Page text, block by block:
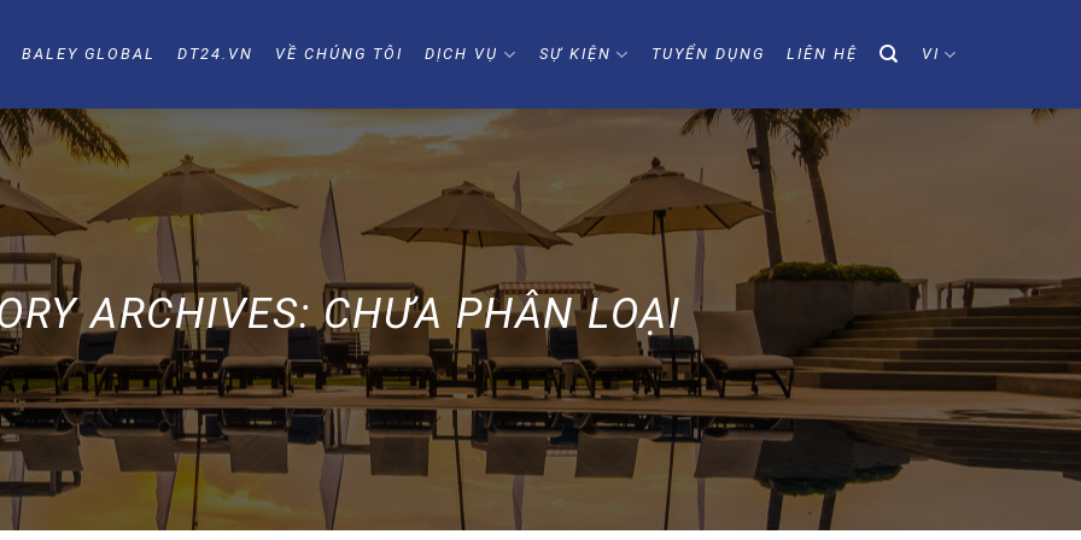
BALEY GLOBAL DT24.VN VỀ CHÚNG TÔI DỊCH VỤ SỰ KIỆN TUYỂN DỤNG LIÊN HỆ VI
ARCHIVES:CHƯA PHÂN LOẠI